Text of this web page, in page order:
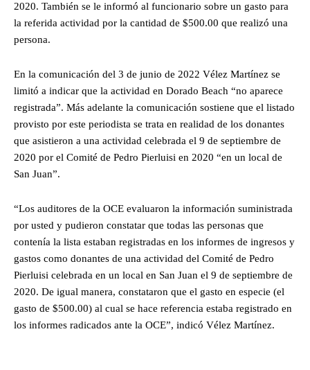
2020. También se le informó al funcionario sobre un gasto para
la referida actividad por la cantidad de $500.00 que realizó una
persona.
En la comunicación del 3 de junio de 2022 Vélez Martínez se
limitó a indicar que la actividad en Dorado Beach “no aparece
registrada”. Más adelante la comunicación sostiene que el listado
provisto por este periodista se trata en realidad de los donantes
que asistieron a una actividad celebrada el 9 de septiembre de
2020 por el Comité de Pedro Pierluisi en 2020 “en un local de
San Juan”.
“Los auditores de la OCE evaluaron la información suministrada
por usted y pudieron constatar que todas las personas que
contenía la lista estaban registradas en los informes de ingresos y
gastos como donantes de una actividad del Comité de Pedro
Pierluisi celebrada en un local en San Juan el 9 de septiembre de
2020. De igual manera, constataron que el gasto en especie (el
gasto de $500.00) al cual se hace referencia estaba registrado en
los informes radicados ante la OCE”, indicó Vélez Martínez.